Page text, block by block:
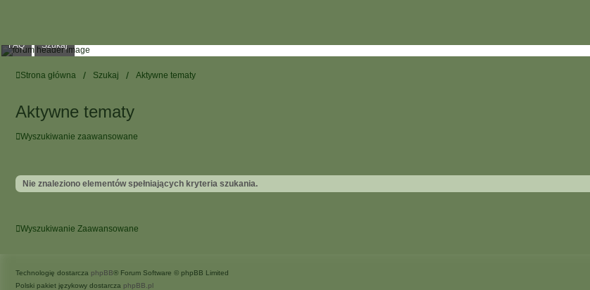
FAQ Szukaj
Strona główna Szukaj Aktywne tematy
Aktywne tematy
Wyszukiwanie zaawansowane
Nie znaleziono elementów spełniających kryteria szukania.
Wyszukiwanie Zaawansowane
Technologię dostarcza phpBB® Forum Software © phpBB Limited
Polski pakiet językowy dostarcza phpBB.pl